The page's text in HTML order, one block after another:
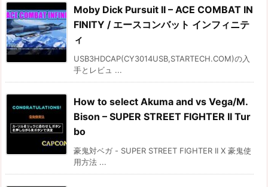
Moby Dick Pursuit II – ACE COMBAT IN
FINITY / エースコンバット インフィニテ
ィ
USB3HDCAP(CY3014USB,STARTECH.COM)の入
手とレビュ ...
How to select Akuma and vs Vega/M.
Bison – SUPER STREET FIGHTER II Tur
bo
豪鬼対ベガ - SUPER STREET FIGHTER II X 豪鬼使
用方法 ...